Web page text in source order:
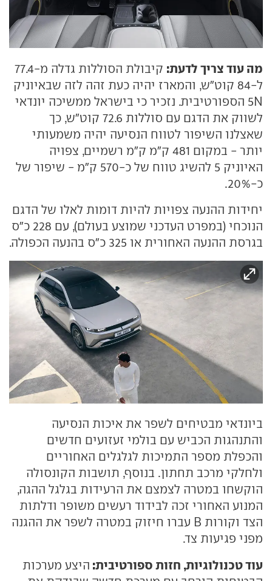
מה עוד צריך לדעת:
קיבולת הסוללות גדלה מ-77.4
ל-84 קוט"ש, והמארז יהיה כעת זהה לזה שבאיוניק
5N הספורטיבית. נזכיר כי בישראל ממשיכה יונדאי
לשווק את הדגם עם סוללות 72.6 קוט"ש, כך
שאצלנו השיפור לטווח הנסיעה יהיה משמעותי
יותר - במקום 481 ק"מ ק"מ רשמיים, צפויה
האיוניק 5 להשיג טווח של כ-570 ק"מ - שיפור של
כ-20%.
יחידות ההנעה צפויות להיות דומות לאלו של הדגם
הנוכחי (במפרט העדכני שמוצע בעולם), עם 228 כ"ס
בגרסת ההנעה האחורית או 325 כ"ס בהנעה הכפולה.
ביונדאי מבטיחים לשפר את איכות הנסיעה
והתנהגות הכביש עם בולמי זעזועים חדשים
והכפלת מספר התמיכות לגלגלים האחוריים
ולחלקי מרכב תחתון. בנוסף, תושבות הקונסולה
הוקשחו במטרה לצמצם את הרעידות בגלגל ההגה,
המנוע האחורי זכה לבידוד רעשים משופר ודלתות
הצד וקורות B עברו חיזוק במטרה לשפר את ההגנה
מפני פגיעות צד.
עוד טכנולוגיות, חזות ספורטיבית: היצע מערכות